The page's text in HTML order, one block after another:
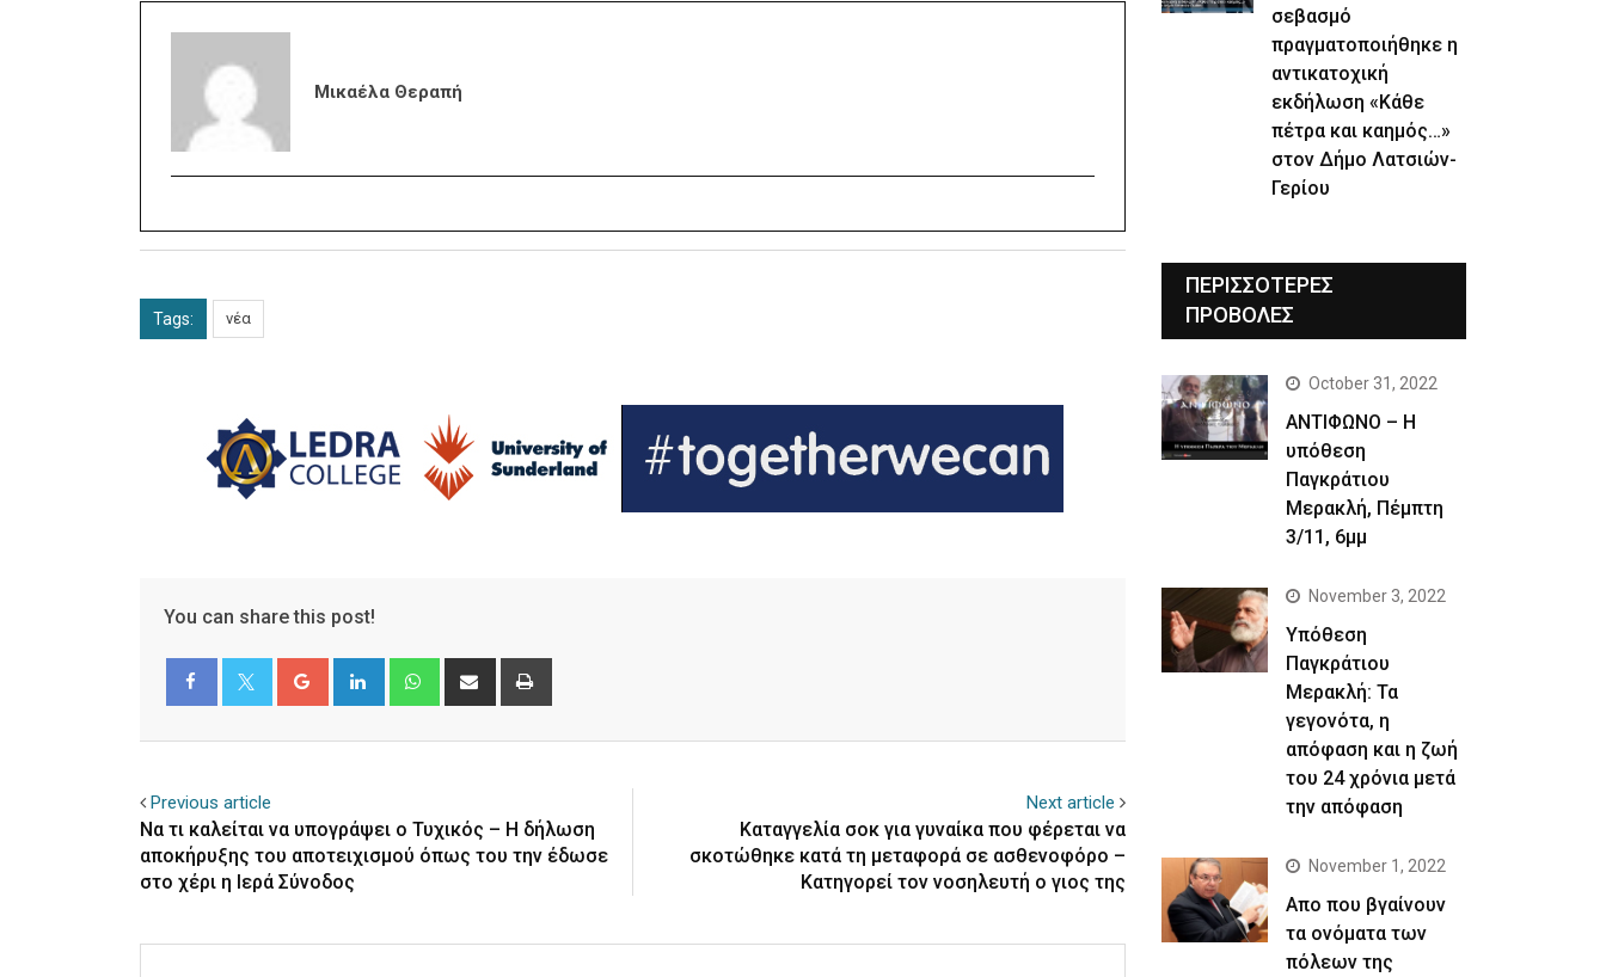
Μικαέλα Θεραπή
Tags: νέα
You can share this post!
Google+ LinkedIn WhatsappShare
Previous article
Να τι καλείται να υπογράψει ο Τυχικός – Η δήλωση
αποκήρυξης του αποτειχισμού όπως του την έδωσε
στο χέρι η Ιερά Σύνοδος
Next article
Καταγγελία σοκ για γυναίκα που φέρεται να
σκοτώθηκε κατά τη μεταφορά σε ασθενοφόρο –
Κατηγορεί τον νοσηλευτή ο γιος της
σεβασμό
πραγματοποιήθηκε η
αντικατοχική
εκδήλωση «Κάθε
πέτρα και καημός…»
στον Δήμο Λατσιών-
Γερίου
ΠΕΡΙΣΣΟΤΕΡΕΣ
ΠΡΟΒΟΛΕΣ
October 31, 2022
ΑΝΤΙΦΩΝΟ – Η
υπόθεση
Παγκράτιου
Μερακλή, Πέμπτη
3/11, 6μμ
November 3, 2022
Yπόθεση
Παγκράτιου
Μερακλή: Τα
γεγονότα, η
απόφαση και η ζωή
του 24 χρόνια μετά
την απόφαση
November 1, 2022
Απο που βγαίνουν
τα ονόματα των
πόλεων της